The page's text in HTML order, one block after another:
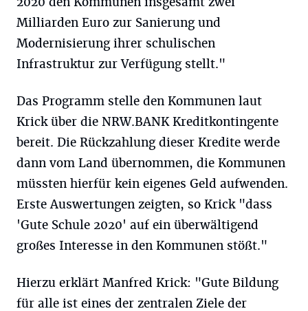
Milliarden Euro zur Sanierung und
Modernisierung ihrer schulischen
Infrastruktur zur Verfügung stellt."
Das Programm stelle den Kommunen laut
Krick über die NRW.BANK Kreditkontingente
bereit. Die Rückzahlung dieser Kredite werde
dann vom Land übernommen, die Kommunen
müssten hierfür kein eigenes Geld aufwenden.
Erste Auswertungen zeigten, so Krick "dass
'Gute Schule 2020' auf ein überwältigend
großes Interesse in den Kommunen stößt."
Hierzu erklärt Manfred Krick: "Gute Bildung
für alle ist eines der zentralen Ziele der